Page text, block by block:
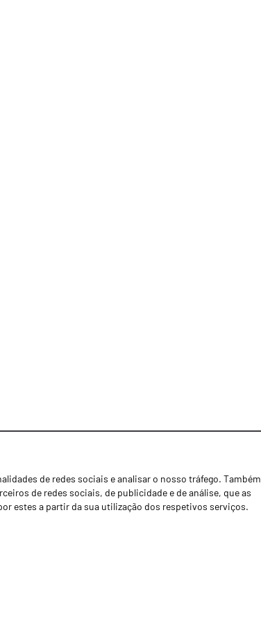
de redes sociais e analisar o nosso tráfego. Também
de redes sociais, de publicidade e de análise, que as
estes a partir da sua utilização dos respetivos serviços.
Notícias
Concessionários